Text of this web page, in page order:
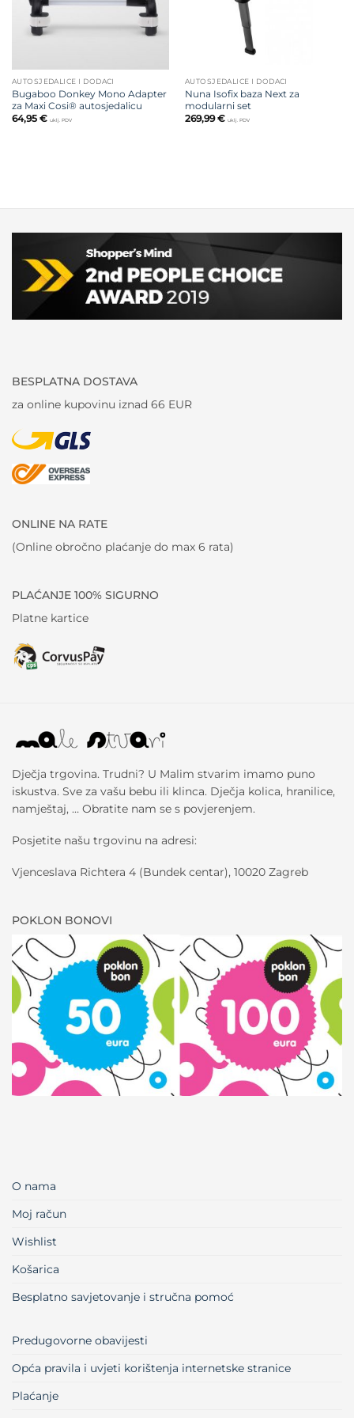
AUTOSJEDALICE I DODACI
Bugaboo Donkey Mono Adapter
za Maxi Cosi® autosjedalicu
64,95 € uklj. PDV
AUTOSJEDALICE I DODACI
Nuna Isofix baza Next za
modularni set
269,99€ uklj. PDV
BESPLATNA DOSTAVA
za online kupovinu iznad 66 EUR
ONLINE NA RATE
(Online obročno plaćanje do max 6 rata)
PLAĆANJE 100% SIGURNO
Platne kartice
Dječja trgovina. Trudni? U Malim stvarim imamo puno
iskustva. Sve za vašu bebu ili klinca. Dječja kolica, hranilice,
namještaj, … Obratite nam se s povjerenjem.
Posjetite našu trgovinu na adresi:
Vjenceslava Richtera 4 (Bundek centar), 10020 Zagreb
POKLON BONOVI
O nama
Moj račun
Wishlist
Košarica
Besplatno savjetovanje i stručna pomoć
Predugovorne obavijesti
Opća pravila i uvjeti korištenja internetske stranice
Plaćanje